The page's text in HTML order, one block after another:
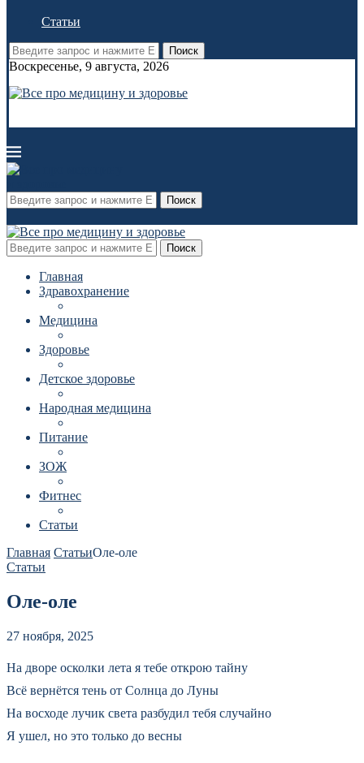
Статьи
Поиск
Воскресенье, 9 августа, 2026
Поиск
Поиск
Главная
Здравохранение
Медицина
Здоровье
Детское здоровье
Народная медицина
Питание
ЗОЖ
Фитнес
Статьи
Главная СтатьиОле-оле
Статьи
Оле-оле
27 ноября, 2025
На дворе осколки лета я тебе открою тайну
Всё вернётся тень от Солнца до Луны
На восходе лучик света разбудил тебя случайно
Я ушел, но это только до весны